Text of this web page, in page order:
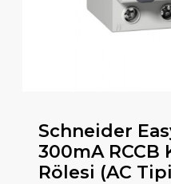
Schneider
300mA RCCB
Rölesi (AC